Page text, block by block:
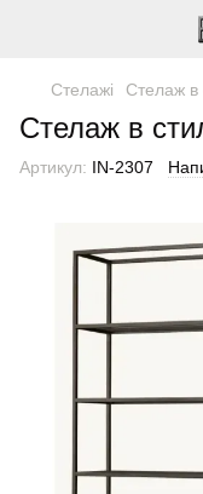
Стелажі Cтелаж
Cтелаж в
Артикул: IN-2307